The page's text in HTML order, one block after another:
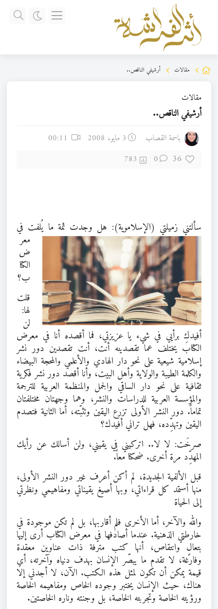
مقالات أرشيفي الناقص..
مقالات
أرشيفي الناقص..
باسمة القصاب 3 مايو، 2008
36
0
783
سألتني زميلتي (الإسلاموية): هل وجدت ثمة ما يُلفت في
معر
ض
الكتا
ب؟
قلت
لها:
لن
أفيدكِ برأيي في شيء يا عزيزتي، فما أقصده أنا في معرض
الكتاب يختلف عما تقصدينه أنت، أنت تقصدين دور نشر
إسلامية شيعية على نحو دار الهادي والأعلمي والمحجة البيضاء
والكلمة الطيبة والولاية وأهل البيت، وأنا أقصد دور نشر فكرية
ثقافية على نحو دار الساقي والجمل والمنظمة العربية للترجمة
والمؤسسة العربية للدراسات والنشر، وهما وجهتان مختلفتان
تماماً. دور النشر الأولى تزرع اليقين وتثبّته، أما الثانية فتصدم
اليقين وتهدِّده، فهل تراني أفيدك؟
صرخَت: لا لا.. اتركيني في يقيني، ولن أسالك عن رأيك
المهدِّد مرة أخرى. ضحكنا معاً.
قبل الألفية الجديدة، لم أكن أعرف غير دور النشر الأولى،
منها أستمد كل قراءاتي، وبها أصيغ يقيناتي ومفاهيمي ونظرتي
إلى الحياة
والله والآخر، أما الأخرى فلم أقاربها، بل لم تكن موجودة في
خارطتي الذهنية. عندما أصادفها في معرض الكتاب أرى إليها
بتعالٍ وانتقاص، أنها كتب مترفة ذات عناوين معقدة
وفارغة، لا تقدم ما يبصّر الإنسان بهدف دنياه وآخرته، أي
قيمة يمكن أن تكون لمثل هذه الكتب. الآن، لا أجدني إلا
هناك، حيث الإنسان يختبر وجوده الخاص ومفاهيمه الخاصة
ورؤيته الخاصة وتجربته الخاصة، بل وجنته وناره الخاصتين.